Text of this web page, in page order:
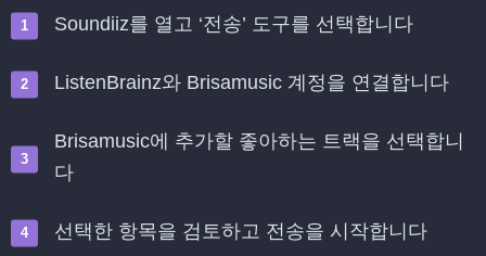
Soundiiz를 열고 ‘전송’ 도구를 선택합니다
ListenBrainz와 Brisamusic 계정을 연결합니다
Brisamusic에 추가할 좋아하는 트랙을 선택합니
다
선택한 항목을 검토하고 전송을 시작합니다